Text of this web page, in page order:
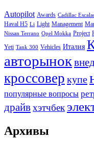
Autopilot Awards Cadillac
Haval H5 Li Light Management
Nissan Terrano Opel Mokka Project
Yeti Tank 300 Vehicles Италия
авторынок
кроссовер купе
популярные вопросы
драйвхэтчбек
Архивы